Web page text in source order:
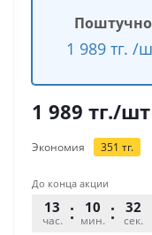
Поштучно
1 989 тг. /
1 989 тг./шт
Экономия 351 тг.
До конца акции
13
час.
10
мин.
32
сек.